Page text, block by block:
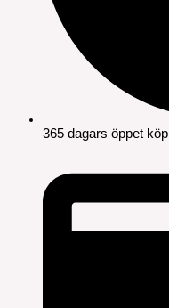
365 dagars öppet köp